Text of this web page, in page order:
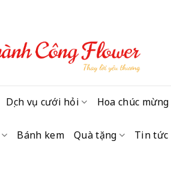
Dịch vụ cưới hỏi Hoa chúc mừng
Bánh kem Quà tặng Tin tức